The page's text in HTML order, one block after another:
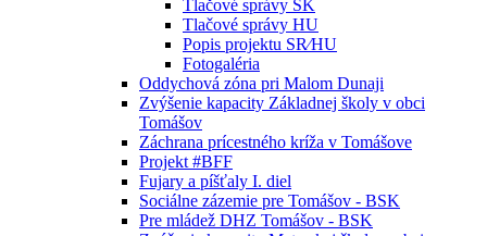
Tlačové správy SK
Tlačové správy HU
Popis projektu SR⁄HU
Fotogaléria
Oddychová zóna pri Malom Dunaji
Zvýšenie kapacity Základnej školy v obci
Tomášov
Záchrana prícestného kríža v Tomášove
Projekt #BFF
Fujary a píšťaly I. diel
Sociálne zázemie pre Tomášov - BSK
Pre mládež DHZ Tomášov - BSK